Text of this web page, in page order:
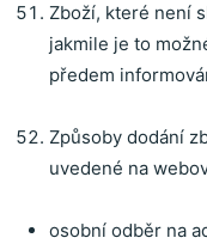
Zboží, které není
jakmile je to
předem
Způsoby dodání
uvedené na
osobní odběr na